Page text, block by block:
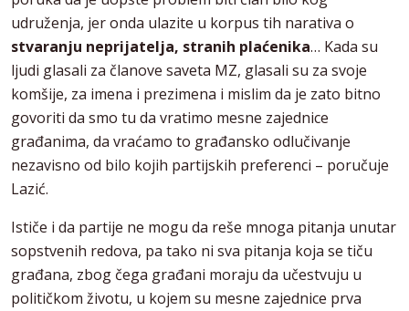
udruženja, jer onda ulazite u korpus tih narativa o
stvaranju neprijatelja, stranih plaćenika… Kada su
ljudi glasali za članove saveta MZ, glasali su za svoje
komšije, za imena i prezimena i mislim da je zato bitno
govoriti da smo tu da vratimo mesne zajednice
građanima, da vraćamo to građansko odlučivanje
nezavisno od bilo kojih partijskih preferenci – poručuje
Lazić.
Ističe i da partije ne mogu da reše mnoga pitanja unutar
sopstvenih redova, pa tako ni sva pitanja koja se tiču
građana, zbog čega građani moraju da učestvuju u
političkom životu, u kojem su mesne zajednice prva